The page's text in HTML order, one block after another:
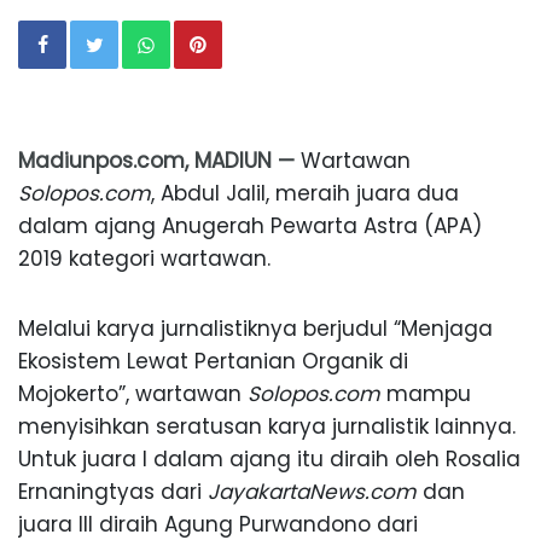
Madiunpos.com, MADIUN — Wartawan
Solopos.com, Abdul Jalil, meraih juara dua
dalam ajang Anugerah Pewarta Astra (APA)
2019 kategori wartawan.
Melalui karya jurnalistiknya berjudul “Menjaga
Ekosistem Lewat Pertanian Organik di
Mojokerto”, wartawan Solopos.com mampu
menyisihkan seratusan karya jurnalistik lainnya.
Untuk juara I dalam ajang itu diraih oleh Rosalia
Ernaningtyas dari JayakartaNews.com dan
juara III diraih Agung Purwandono dari